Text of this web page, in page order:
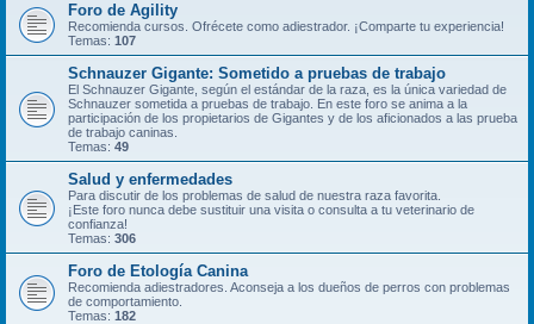
Foro de Agility
Recomienda cursos. Ofrécete como adiestrador. ¡Comparte tu experiencia!
Temas: 107
Schnauzer Gigante: Sometido a pruebas de trabajo
El Schnauzer Gigante, según el estándar de la raza, es la única variedad de
Schnauzer sometida a pruebas de trabajo. En este foro se anima a la
participación de los propietarios de Gigantes y de los aficionados a las prueba
de trabajo caninas.
Temas: 49
Salud y enfermedades
Para discutir de los problemas de salud de nuestra raza favorita.
¡Este foro nunca debe sustituir una visita o consulta a tu veterinario de
confianza!
Temas: 306
Foro de Etología Canina
Recomienda adiestradores. Aconseja a los dueños de perros con problemas
de comportamiento.
Temas: 182